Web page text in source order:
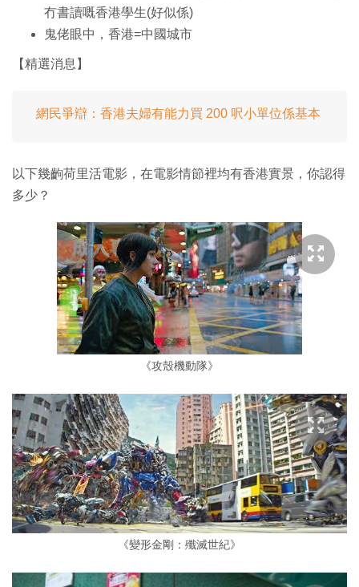
冇書讀嘅香港學生(好似係)
鬼佬眼中，香港=中國城市
【精選消息】
網民爭辯：香港夫婦有能力買 200 呎小單位係基本
以下幾齣荷里活電影，在電影情節裡均有香港實景，你認得
多少？
《攻殼機動隊》
《變形金剛：殲滅世紀》